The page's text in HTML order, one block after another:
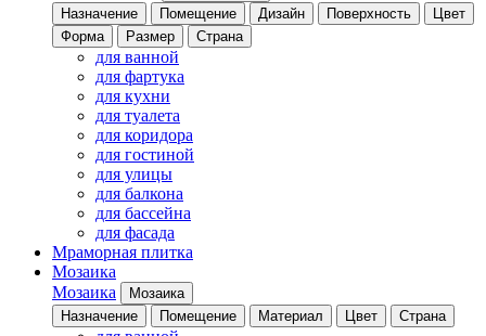
Назначение
Помещение Дизайн Поверхность
Цвет
Форма
Размер Страна
для ванной
для фартука
для кухни
для туалета
для коридора
для гостиной
для улицы
для балкона
для бассейна
для фасада
Мраморная плитка
Мозаика
Мозаика
Мозаика
Назначение
Помещение Материал Цвет Страна